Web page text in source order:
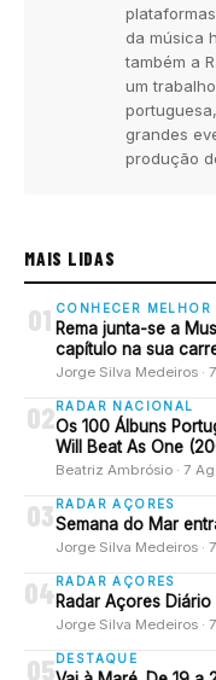
da música
também a
um
grandes
produção
MAIS LIDAS
01 CONHECER MELHOR
Rema junta-se a
capítulo na sua
Jorge Silva Medeiros ·
02 RADAR NACIONAL
Os 100 Álbuns
Will Beat As One
Beatriz Ambrósio · 7
03 RADAR AÇORES
Semana do Mar
Jorge Silva Medeiros ·
04RADAR AÇORES
Radar Açores
Jorge Silva Medeiros ·
05 DESTAQUE